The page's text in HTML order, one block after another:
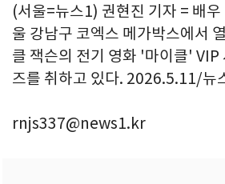
(서울=뉴스1) 권현진 기자 = 배우
울 강남구 코엑스 메가박스에서
클 잭슨의 전기 영화 '마이클' VIP
즈를 취하고 있다. 2026.5.11/뉴
rnjs337@news1.kr